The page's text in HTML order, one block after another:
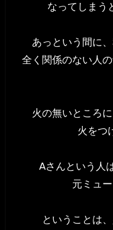
なってしまう
あっという間に
全く関係のない人
火の無いところ
火をつ
Aさんという人
元ミュ
ということは